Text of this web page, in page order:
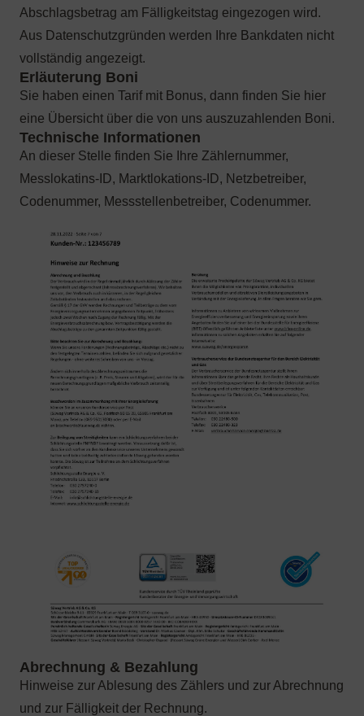
Abschlagsbetrag am Fälligkeitstag eingezogen wird.
Aus Datenschutzgründen werden Ihre Bankdaten nicht
vollständig angezeigt.
Sie haben einen Tarif mit Bonus, dann finden Sie hier
eine Übersicht über die von uns auszuzahlenden Boni.
An dieser Stelle finden Sie Ihre Zählernummer,
Messlokatins-ID, Marktlokations-ID, Netzbetreiber,
Codenummer, Messstellenbetreiber, Codenummer.
Hinweise zur Ablesung des Zählers und zur Abrechnung
und zur Fälligkeit der Rechnung.